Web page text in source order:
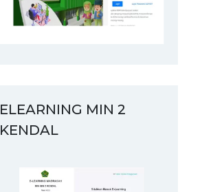
ELEARNING MIN 2
KENDAL